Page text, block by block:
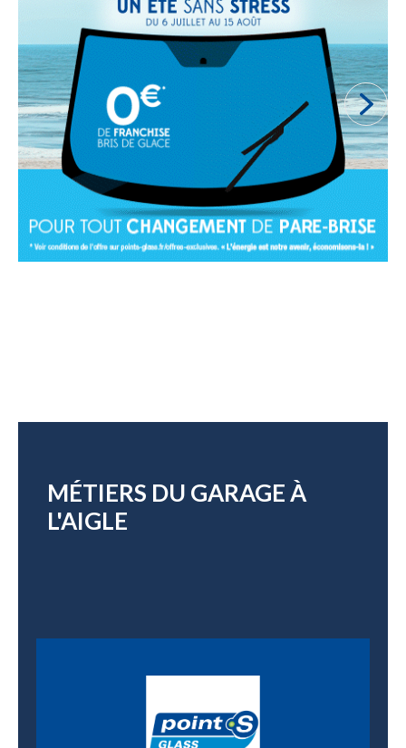
MÉTIERS DU GARAGE À
L'AIGLE